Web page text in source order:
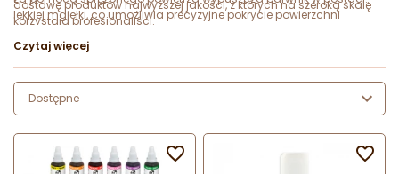
dostawę produktów najwyższej jakości, z których na szeroką skalę
korzystają profesjonaliści.
lekkiej mgiełki, co umożliwia precyzyjne pokrycie powierzchni
barwnika pozwala na łatwe uzupełnienie zbiornika aerografu -
poprzez naciśnięcie spustu, można wypuścić pierwszą wiązkę
mgiełki. Efekt jest delikatny, jednak przy dłuższej aplikacji w prosty
sposób można uzyskać równomierne pokrycie na przykład dużego
muffinki, babeczki i ciasteczka.
Czytaj więcej
Dostępne
 